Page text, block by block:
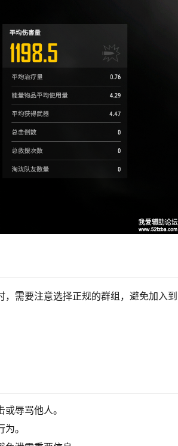
需要注意选择正规的群组，避免加入到
辱骂他人。
。